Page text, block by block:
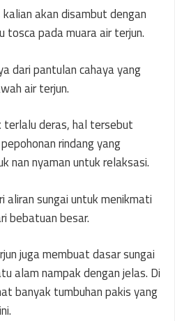
akan disambut dengan
tosca pada muara air terjun.
dari pantulan cahaya yang
air terjun.
terlalu deras, hal tersebut
rindang yang
nan nyaman untuk relaksasi.
aliran sungai untuk menikmati
bebatuan besar.
juga membuat dasar sungai
alam nampak dengan jelas. Di
banyak tumbuhan pakis yang